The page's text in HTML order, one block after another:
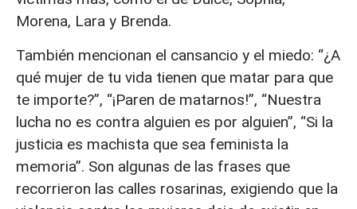
Morena, Lara y Brenda.
También mencionan el cansancio y el miedo: “¿A
qué mujer de tu vida tienen que matar para que
te importe?”, “¡Paren de matarnos!”, “Nuestra
lucha no es contra alguien es por alguien”, “Si la
justicia es machista que sea feminista la
memoria”. Son algunas de las frases que
recorrieron las calles rosarinas, exigiendo que la